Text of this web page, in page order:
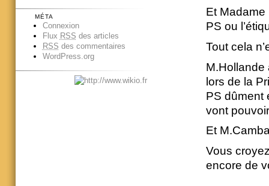
Et Madame
PS ou
Tout cela
M.Hollande
lors de la
PS dûment
vont
Et
Vous
encore de
MÉTA
Connexion
Flux RSS des articles
RSS des commentaires
WordPress.org